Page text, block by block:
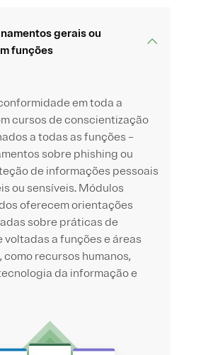
gerais ou
funções
em toda a
cursos de conscientização
a todas as funções –
sobre phishing ou
de informações pessoais
ou sensíveis. Módulos
oferecem orientações
sobre práticas de
a funções e áreas
recursos humanos,
da informação e